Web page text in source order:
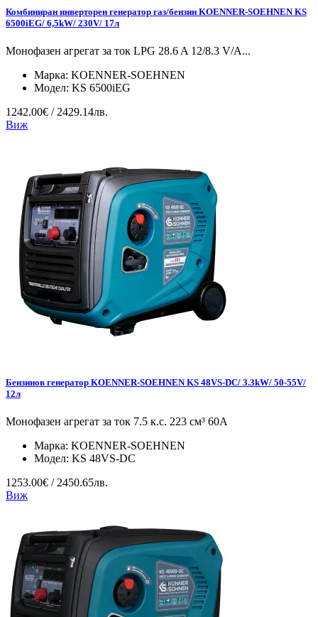
Комбиниран инверторен генератор газ/бензин KOENNER-SOEHNEN KS
6500iEG/ 6,5kW/ 230V/ 17л
Монофазен агрегат за ток LPG 28.6 A 12/8.3 V/А...
Марка: KOENNER-SOEHNEN
Модел: KS 6500iEG
1242.00€ / 2429.14лв.
Виж
Бензинов генератор KOENNER-SOEHNEN KS 48VS-DC/ 3.3kW/ 50-55V/
12л
Монофазен агрегат за ток 7.5 к.с. 223 см³ 60А
Марка: KOENNER-SOEHNEN
Модел: KS 48VS-DC
1253.00€ / 2450.65лв.
Виж